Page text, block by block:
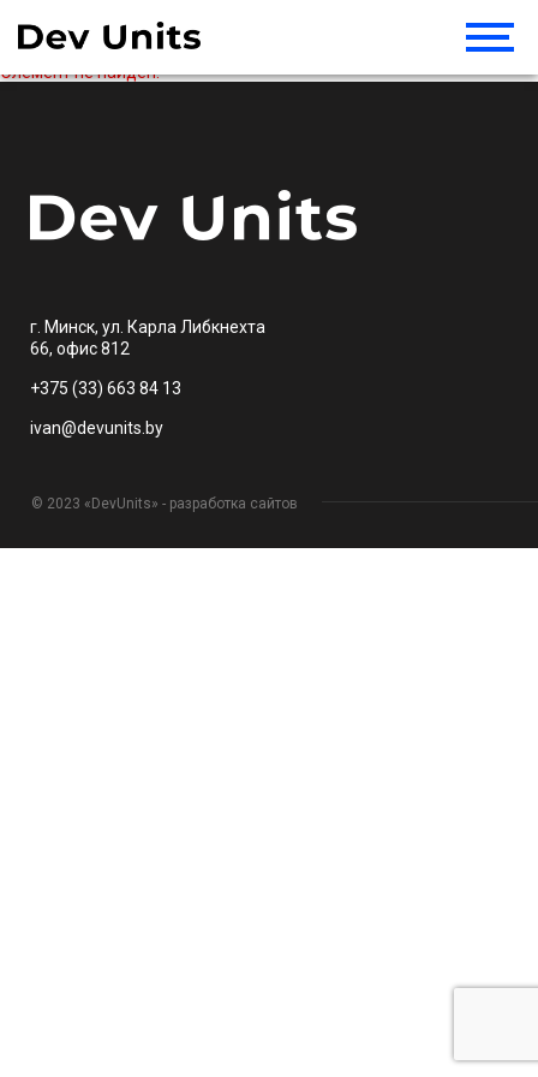
Элемент не найден!
г. Минск, ул. Карла Либкнехта
66, офис 812
+375 (33) 663 84 13
ivan@devunits.by
© 2023 «DevUnits» - разработка сайтов